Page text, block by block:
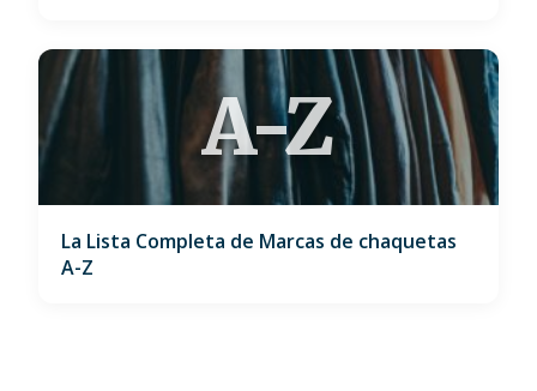
A-Z
La Lista Completa de Marcas de chaquetas
A-Z